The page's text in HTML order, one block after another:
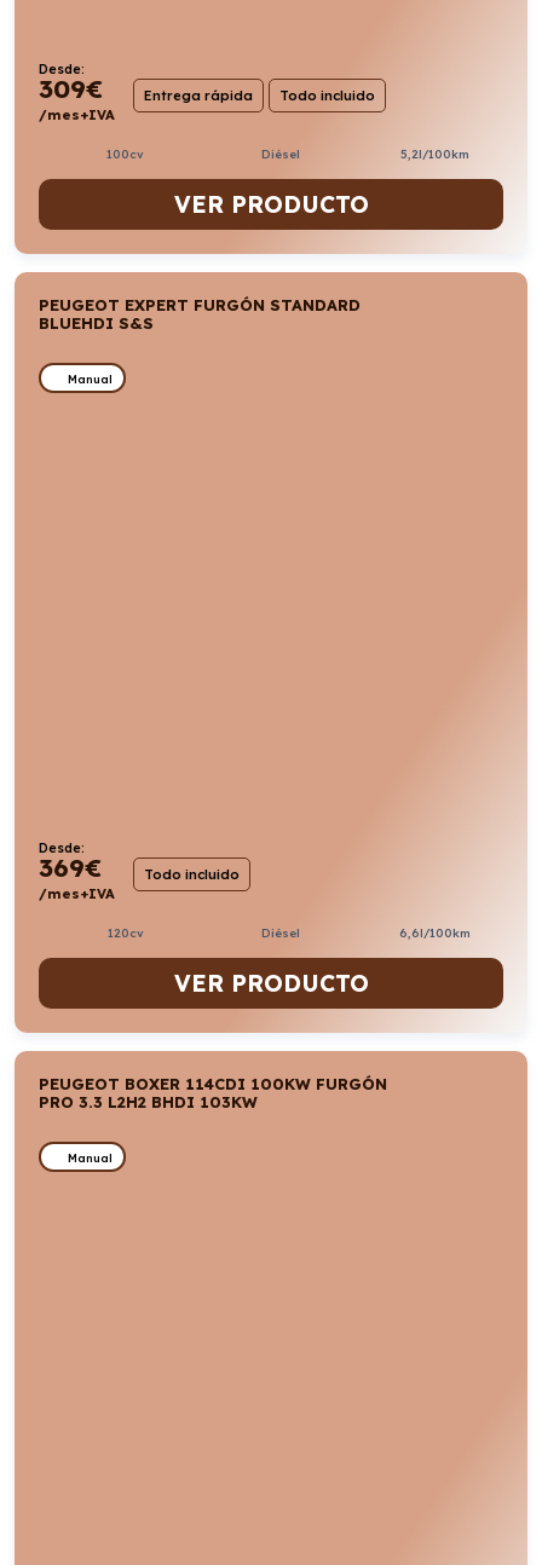
Desde:
309€
/mes+IVA
Entrega rápida Todo incluido
100cv Diésel 5,2l/100km
VER PRODUCTO
PEUGEOT EXPERT FURGÓN STANDARD
BLUEHDI S&S
Manual
Desde:
369€
/mes+IVA
Todo incluido
120cv Diésel 6,6l/100km
VER PRODUCTO
PEUGEOT BOXER 114CDI 100KW FURGÓN
PRO 3.3 L2H2 BHDI 103KW
Manual